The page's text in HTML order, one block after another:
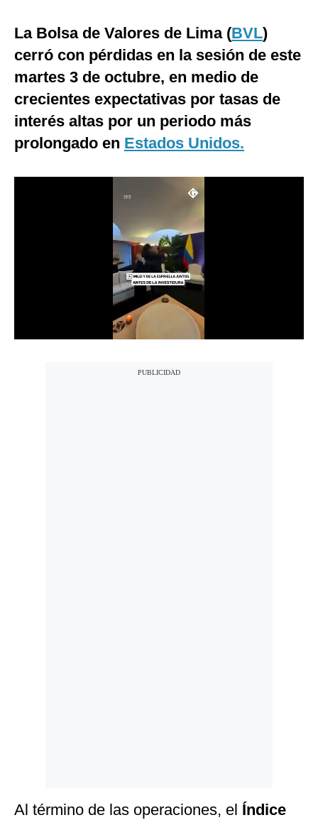
EEUU
México
España
Internacional
Tecnología
Club del Suscriptor
La Bolsa de Valores de Lima (BVL)
cerró con pérdidas en la sesión de este
martes 3 de octubre, en medio de
crecientes expectativas por tasas de
interés altas por un periodo más
prolongado en Estados Unidos.
Al término de las operaciones, el Índice